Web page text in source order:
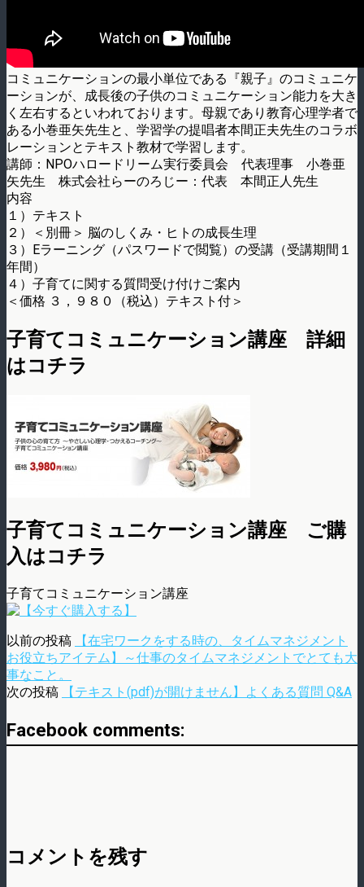
コミュニケーションの最小単位である『親子』のコミュニケ
ーションが、成長後の子供のコミュニケーション能力を大き
く左右するといわれております。母親であり教育心理学者で
ある小巻亜矢先生と、学習学の提唱者本間正夫先生のコラボ
レーションとテキスト教材で学習します。
講師：NPOハロードリーム実行委員会 代表理事 小巻亜
矢先生 株式会社らーのろじー：代表 本間正人先生
内容
１）テキスト
２）＜別冊＞ 脳のしくみ・ヒトの成長生理
３）Eラーニング（パスワードで閲覧）の受講（受講期間１
年間）
４）子育てに関する質問受け付けご案内
＜価格 ３，９８０（税込）テキスト付＞
子育てコミュニケーション講座 詳細
はコチラ
子育てコミュニケーション講座 ご購
入はコチラ
子育てコミュニケーション講座
以前の投稿
【在宅ワークをする時の、タイムマネジメント
お役立ちアイテム】～仕事のタイムマネジメントでとても大
事なこと。
次の投稿
【テキスト(pdf)が開けません】よくある質問 Q&A
Facebook comments:
コメントを残す